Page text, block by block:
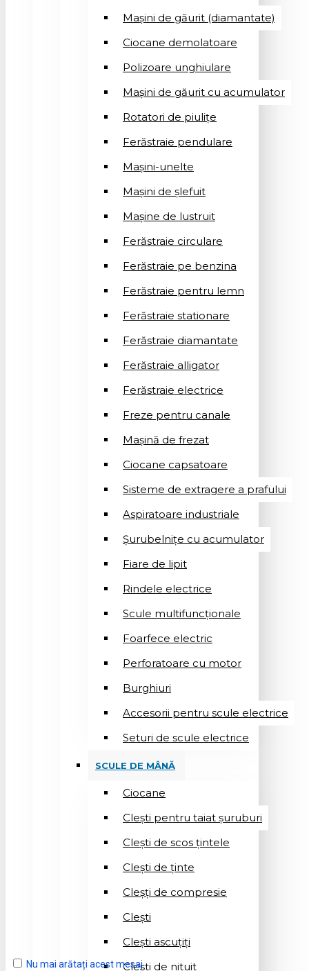
Mașini de găurit (diamantate)
Ciocane demolatoare
Polizoare unghiulare
Mașini de găurit cu acumulator
Rotatori de piuliţe
Ferăstraie pendulare
Mașini-unelte
Mașini de șlefuit
Mașinе de lustruit
Ferăstraie circulare
Ferăstraie pe benzina
Ferăstraie pentru lemn
Ferăstraie stationare
Ferăstraie diamantate
Ferăstraie alligator
Ferăstraie electrice
Freze pentru canale
Mașină de frezat
Ciocane capsatoare
Sisteme de extragere a prafului
Aspiratoare industriale
Șurubelnițe cu acumulator
Fiare de lipit
Rindele electrice
Scule multifuncționale
Foarfece electric
Perforatoare cu motor
Burghiuri
Accesorii pentru scule electrice
Seturi de scule electrice
SCULE DE MÂNĂ
Ciocane
Cleşti pentru taiat șuruburi
Clești de scos țintele
Clești de ținte
Cleșți de compresie
Cleşti
Clești ascuțiți
Cleşti de nituit
Nu mai arătați acest mesaj